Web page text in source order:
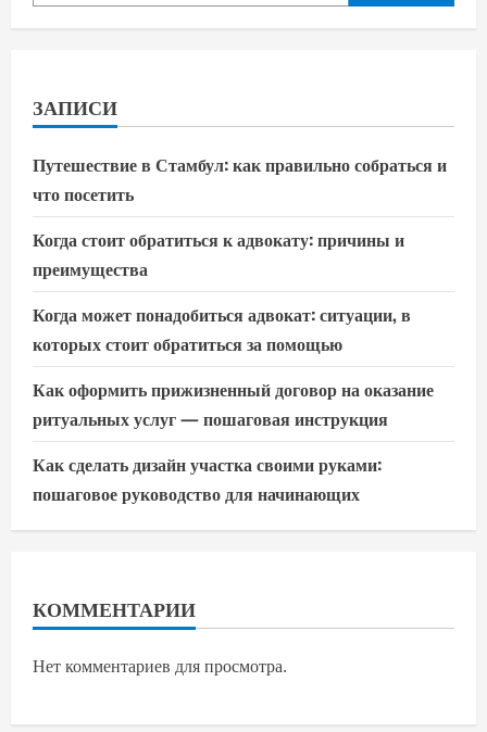
ЗАПИСИ
Путешествие в Стамбул: как правильно собраться и
что посетить
Когда стоит обратиться к адвокату: причины и
преимущества
Когда может понадобиться адвокат: ситуации, в
которых стоит обратиться за помощью
Как оформить прижизненный договор на оказание
ритуальных услуг — пошаговая инструкция
Как сделать дизайн участка своими руками:
пошаговое руководство для начинающих
КОММЕНТАРИИ
Нет комментариев для просмотра.